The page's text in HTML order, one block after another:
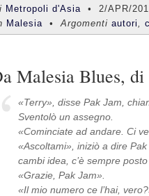
Metropoli d'Asia • 2/APR/
Malesia • Argomenti autori,
Malesia Blues,
«Terry», disse Pak Jam,
Sventolò un assegno.
«Cominciate ad andare. Ci
«Ascoltami», iniziò a dire
cambi idea, c’è sempre
«Grazie, Pak Jam».
«Il mio numero ce l’hai,